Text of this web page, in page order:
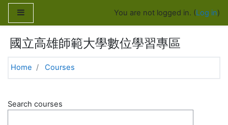
Skip to main content
You are not logged in. (Log in)
國立高雄師範大學數位學習專區
Home Courses
Search courses